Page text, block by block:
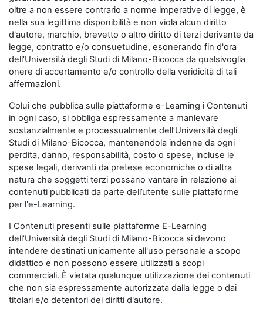
oltre a non essere contrario a norme imperative di legge, è
nella sua legittima disponibilità e non viola alcun diritto
d'autore, marchio, brevetto o altro diritto di terzi derivante da
legge, contratto e/o consuetudine, esonerando fin d'ora
dell’Università degli Studi di Milano-Bicocca da qualsivoglia
onere di accertamento e/o controllo della veridicità di tali
affermazioni.
Colui che pubblica sulle piattaforme e-Learning i Contenuti
in ogni caso, si obbliga espressamente a manlevare
sostanzialmente e processualmente dell’Università degli
Studi di Milano-Bicocca, mantenendola indenne da ogni
perdita, danno, responsabilità, costo o spese, incluse le
spese legali, derivanti da pretese economiche o di altra
natura che soggetti terzi possano vantare in relazione ai
contenuti pubblicati da parte dell’utente sulle piattaforme
per l'e-Learning.
I Contenuti presenti sulle piattaforme E-Learning
dell’Università degli Studi di Milano-Bicocca si devono
intendere destinati unicamente all'uso personale a scopo
didattico e non possono essere utilizzati a scopi
commerciali. È vietata qualunque utilizzazione dei contenuti
che non sia espressamente autorizzata dalla legge o dai
titolari e/o detentori dei diritti d'autore.